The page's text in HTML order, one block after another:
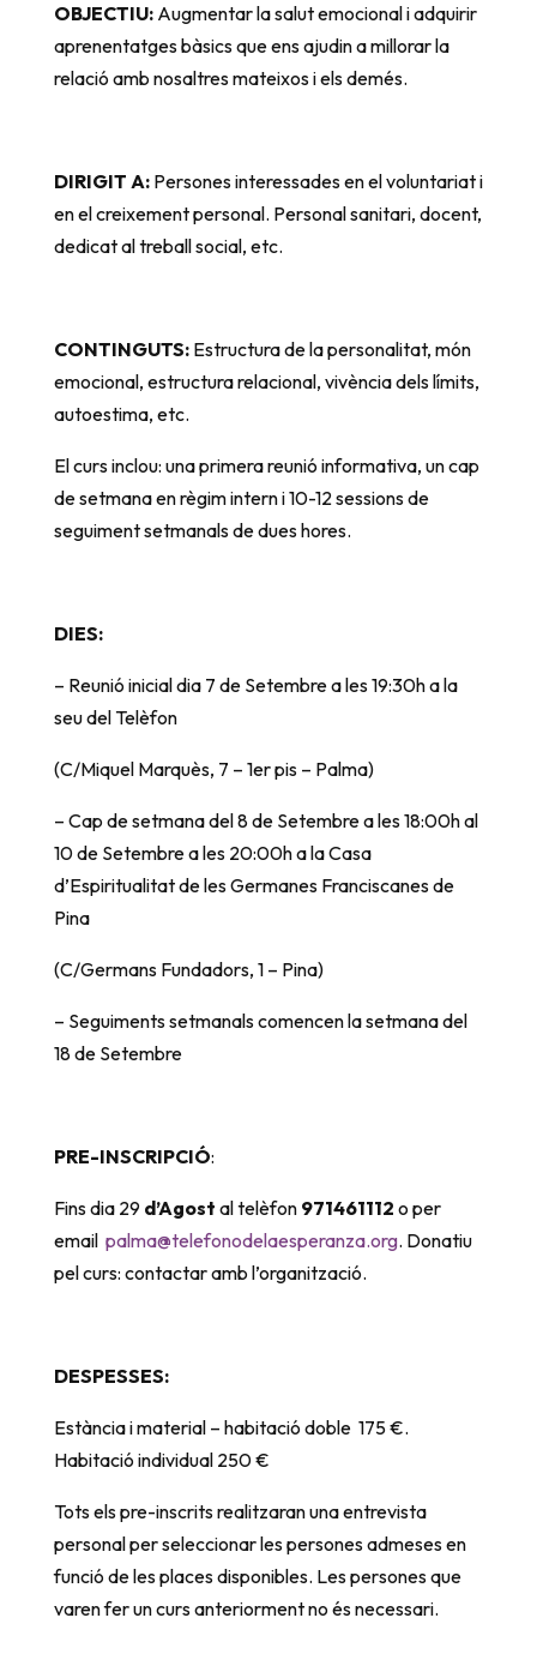
OBJECTIU:Augmentar la salut emocional i adquirir
aprenentatges bàsics que ens ajudin a millorar la
relació amb nosaltres mateixos i els demés.
DIRIGIT A:Persones interessades en el voluntariat i
en el creixement personal. Personal sanitari, docent,
dedicat al treball social, etc.
CONTINGUTS:Estructura de la personalitat, món
emocional, estructura relacional, vivència dels límits,
autoestima, etc.
El curs inclou: una primera reunió informativa, un cap
de setmana en règim intern i 10-12 sessions de
seguiment setmanals de dues hores.
DIES:
– Reunió inicial dia 7 de Setembre a les 19:30h a la
seu del Telèfon
(C/Miquel Marquès, 7 – 1er pis – Palma)
– Cap de setmana del 8 de Setembre a les 18:00h al
10 de Setembre a les 20:00h a la Casa
d’Espiritualitat de les Germanes Franciscanes de
Pina
(C/Germans Fundadors, 1 – Pina)
– Seguiments setmanals comencen la setmana del
18 de Setembre
PRE-INSCRIPCIÓ:
Fins dia 29 d’Agost al telèfon 971461112 o per
email palma@telefonodelaesperanza.org. Donatiu
pel curs: contactar amb l’organització.
DESPESSES:
Estància i material – habitació doble 175 €.
Habitació individual 250 €
Tots els pre-inscrits realitzaran una entrevista
personal per seleccionar les persones admeses en
funció de les places disponibles. Les persones que
varen fer un curs anteriorment no és necessari.